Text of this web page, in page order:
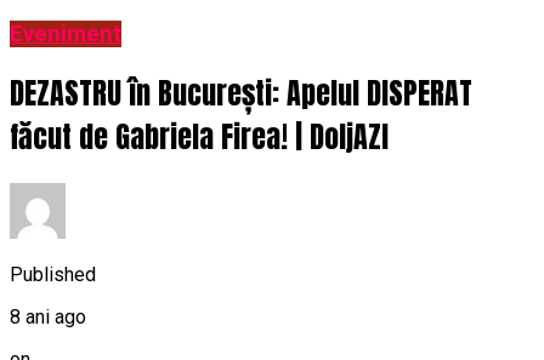
Eveniment
DEZASTRU în București: Apelul DISPERAT
făcut de Gabriela Firea! | DoljAZI
Published
8 ani ago